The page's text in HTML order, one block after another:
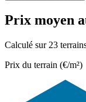
Prix moyen
Calculé sur 23
Prix du terrain (€/m²)